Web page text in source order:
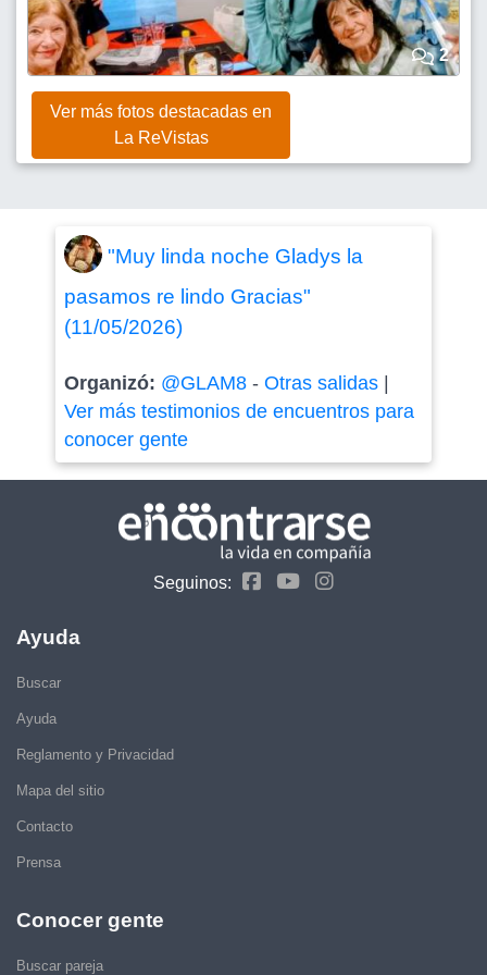
2
Ver más fotos destacadas en
La ReVistas
"Muy linda noche Gladys la
pasamos re lindo Gracias"
(11/05/2026)
Organizó: @GLAM8- Otras salidas|
Ver más testimonios de encuentros para
conocer gente
Seguinos:
Ayuda
Buscar
Ayuda
Reglamento y Privacidad
Mapa del sitio
Contacto
Prensa
Conocer gente
Buscar pareja